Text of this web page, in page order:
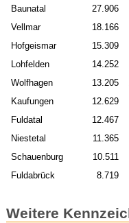
Baunatal
27.906
Vellmar
18.166
Hofgeismar
15.309
Lohfelden
14.252
Wolfhagen
13.205
Kaufungen
12.629
Fuldatal
12.467
Niestetal
11.365
Schauenburg
10.511
Fuldabrück
8.719
Weitere